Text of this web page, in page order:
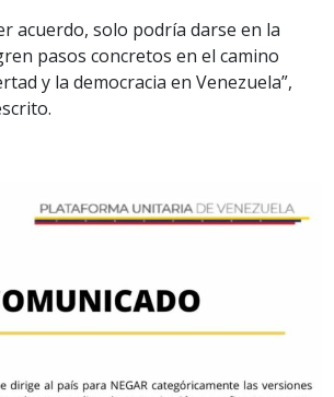
acuerdo, solo podría darse en la
pasos concretos en el camino
y la democracia en Venezuela”,